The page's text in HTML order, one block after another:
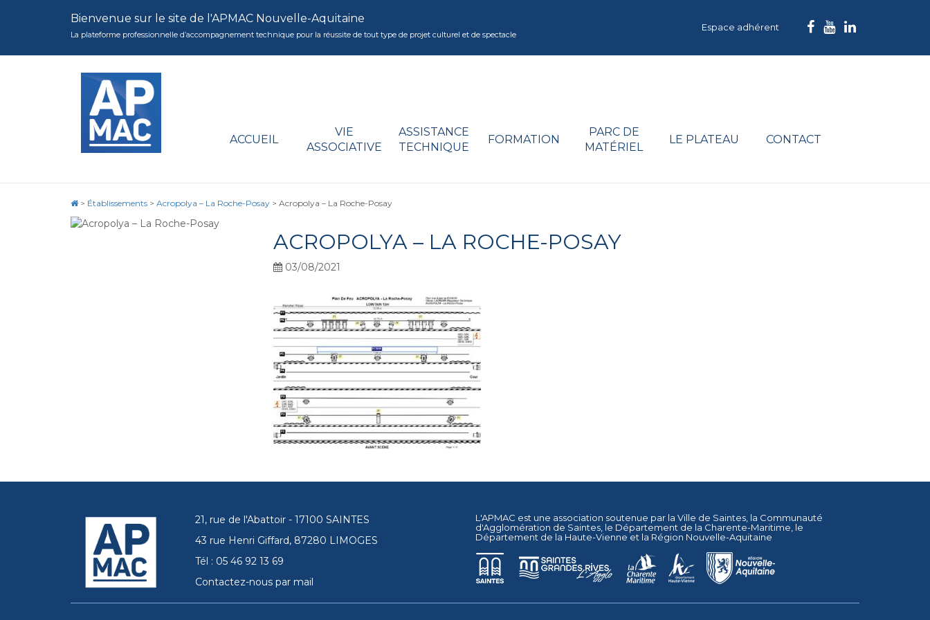
Bienvenue sur le site de l'APMAC Nouvelle-Aquitaine
La plateforme professionnelle d’accompagnement technique pour la réussite de tout type de projet culturel et de spectacle
Espace adhérent
ACCUEIL
VIE
ASSOCIATIVE
ASSISTANCE
TECHNIQUE
FORMATION
PARC DE
MATÉRIEL
LE PLATEAU CONTACT
> Établissements > Acropolya – La Roche-Posay > Acropolya – La Roche-Posay
ACROPOLYA – LA ROCHE-POSAY
03/08/2021
21, rue de l'Abattoir - 17100 SAINTES
43 rue Henri Giffard, 87280 LIMOGES
Tél : 05 46 92 13 69
Contactez-nous par mail
L'APMAC est une association soutenue par la Ville de Saintes , la Communauté
d'Agglomération de Saintes , le Département de la Charente-Maritime , le
Département de la Haute-Vienne et la Région Nouvelle-Aquitaine